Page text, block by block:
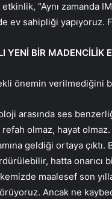
“Aynı zamanda
ev sahipliği yapıyoruz.
YENİ BİR MADENCİLİK
önemin verilmediğini
arasında ses
olmaz, hayat olmaz.
geldiği ortaya
hatta
maalesef son
Ancak ne